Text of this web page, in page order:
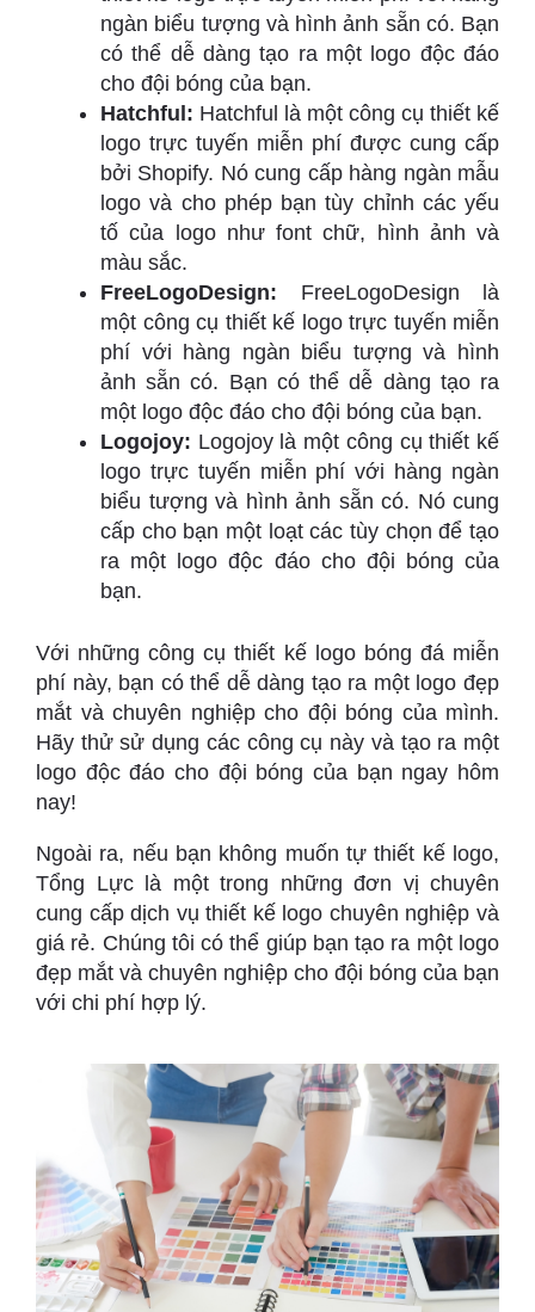
ngàn biểu tượng và hình ảnh sẵn có. Bạn
có thể dễ dàng tạo ra một logo độc đáo
cho đội bóng của bạn.
Hatchful: Hatchful là một công cụ thiết kế
logo trực tuyến miễn phí được cung cấp
bởi Shopify. Nó cung cấp hàng ngàn mẫu
logo và cho phép bạn tùy chỉnh các yếu
tố của logo như font chữ, hình ảnh và
màu sắc.
FreeLogoDesign: FreeLogoDesign là
một công cụ thiết kế logo trực tuyến miễn
phí với hàng ngàn biểu tượng và hình
ảnh sẵn có. Bạn có thể dễ dàng tạo ra
một logo độc đáo cho đội bóng của bạn.
Logojoy: Logojoy là một công cụ thiết kế
logo trực tuyến miễn phí với hàng ngàn
biểu tượng và hình ảnh sẵn có. Nó cung
cấp cho bạn một loạt các tùy chọn để tạo
ra một logo độc đáo cho đội bóng của
bạn.
Với những công cụ thiết kế logo bóng đá miễn
phí này, bạn có thể dễ dàng tạo ra một logo đẹp
mắt và chuyên nghiệp cho đội bóng của mình.
Hãy thử sử dụng các công cụ này và tạo ra một
logo độc đáo cho đội bóng của bạn ngay hôm
nay!
Ngoài ra, nếu bạn không muốn tự thiết kế logo,
Tổng Lực là một trong những đơn vị chuyên
cung cấp dịch vụ thiết kế logo chuyên nghiệp và
giá rẻ. Chúng tôi có thể giúp bạn tạo ra một logo
đẹp mắt và chuyên nghiệp cho đội bóng của bạn
với chi phí hợp lý.